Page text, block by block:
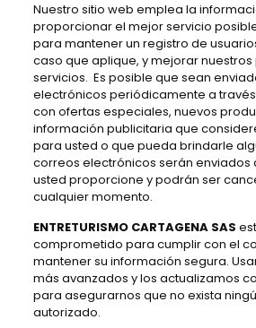
Nuestro sitio web emplea la
proporcionar el mejor servicio
para mantener un registro de
caso que aplique, y mejorar
servicios. Es posible que sean
electrónicos periódicamente a
con ofertas especiales, nuevos
información publicitaria que
para usted o que pueda brindarle
correos electrónicos serán enviados
usted proporcione y podrán ser
cualquier momento.
ENTRETURISMO CARTAGENA SAS
comprometido para cumplir con el
mantener su información segura.
más avanzados y los actualizamos
para asegurarnos que no exista
autorizado.